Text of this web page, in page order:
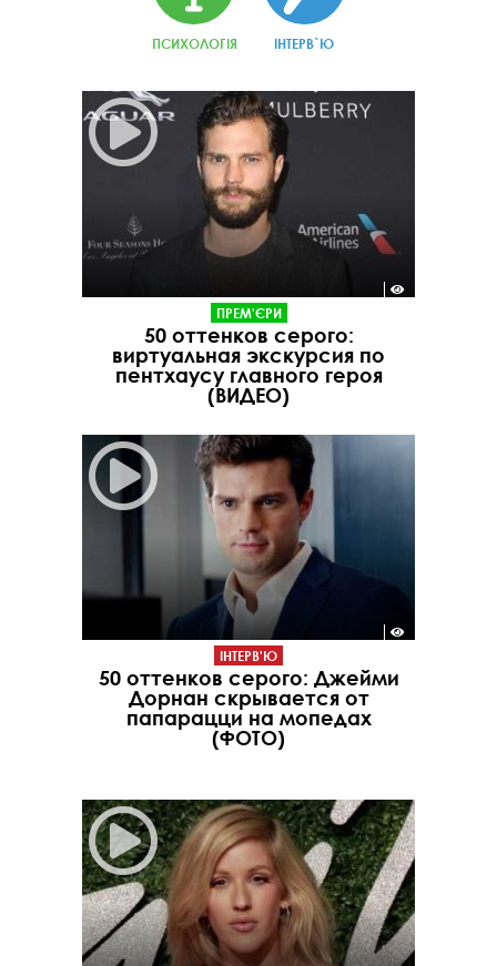
ПСИХОЛОГІЯ ІНТЕРВ`Ю
ПРЕМ'ЄРИ
50 оттенков серого:
виртуальная экскурсия по
пентхаусу главного героя
(ВИДЕО)
ІНТЕРВ'Ю
50 оттенков серого: Джейми
Дорнан скрывается от
папарацци на мопедах
(ФОТО)